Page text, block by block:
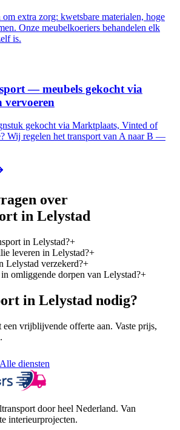
extra zorg: kwetsbare materialen, hoge
Onze meubelkoeriers behandelen elk
is.
— meubels gekocht via
vervoeren
gekocht via Marktplaats, Vinted of
Wij regelen het transport van A naar B —
over
in Lelystad
in Lelystad?+
leveren in Lelystad?+
Lelystad verzekerd?+
omliggende dorpen van Lelystad?+
in Lelystad nodig?
vrijblijvende offerte aan. Vaste prijs,
Alle diensten
door heel Nederland. Van
interieurprojecten.